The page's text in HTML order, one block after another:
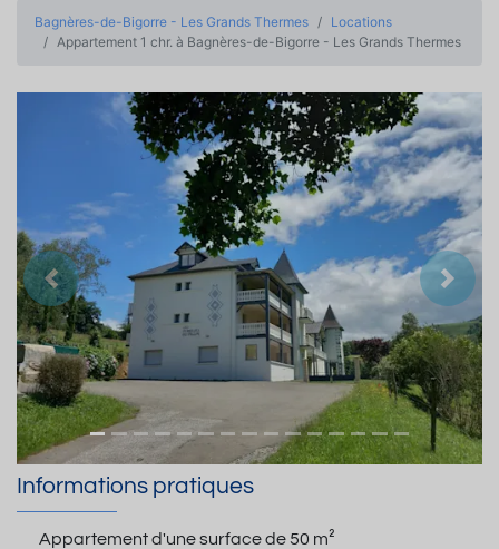
Bagnères-de-Bigorre - Les Grands Thermes
Locations
Appartement 1 chr. à Bagnères-de-Bigorre - Les Grands Thermes
Précedent
Informations pratiques
Appartement d'une surface de50 m²